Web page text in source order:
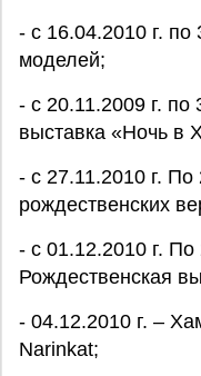
- с 16.04.2010 г.
моделей;
- с 20.11.2009 г. по
выставка «Ночь в
- с 27.11.2010 г.
рождественских
- с 01.12.2010 г.
Рождественская
- 04.12.2010 г. –
Narinkat;